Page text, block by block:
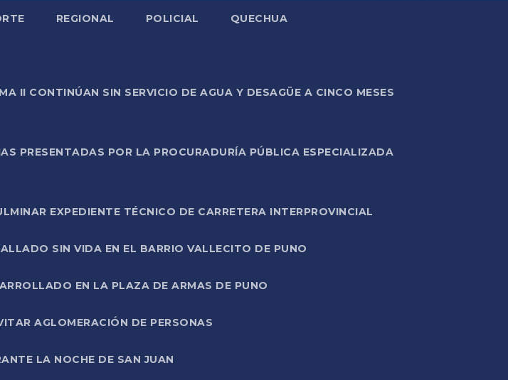
REGIONAL POLICIAL QUECHUA
II CONTINÚAN SIN SERVICIO DE AGUA Y DESAGÜE A CINCO MESES
PRESENTADAS POR LA PROCURADURÍA PÚBLICA ESPECIALIZADA
EXPEDIENTE TÉCNICO DE CARRETERA INTERPROVINCIAL
SIN VIDA EN EL BARRIO VALLECITO DE PUNO
EN LA PLAZA DE ARMAS DE PUNO
AGLOMERACIÓN DE PERSONAS
LA NOCHE DE SAN JUAN